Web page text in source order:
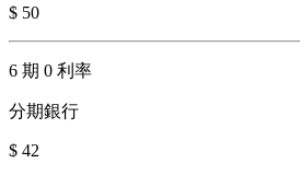
$ 50
6 期 0 利率
分期銀行
$ 42